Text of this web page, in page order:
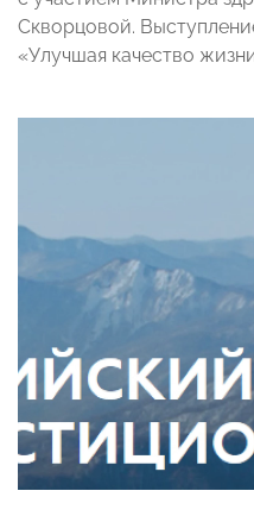
Скворцовой.
«Улучшая качество